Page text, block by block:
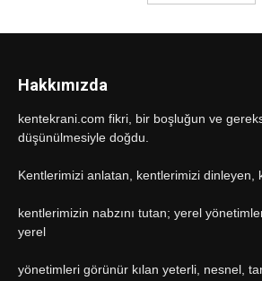
Hakkımızda
kentekrani.com fikri, bir boşluğun ve
düşünülmesiyle doğdu.
Kentlerimizi anlatan, kentlerimizi dinleyen,
kentlerimizin nabzını tutan; yerel
yerel
yönetimleri görünür kılan yeterli, nesnel,